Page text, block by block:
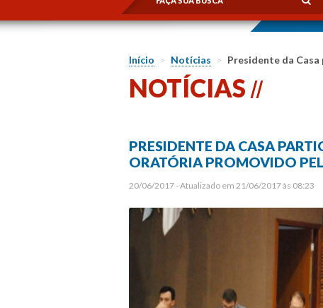
Início > Notícias > Presidente da
NOTÍCIAS
PRESIDENTE DA CASA
ORATÓRIA PROMOVIDO
20/06/2017 - Atualizado em 21/06/2017 às 08:23